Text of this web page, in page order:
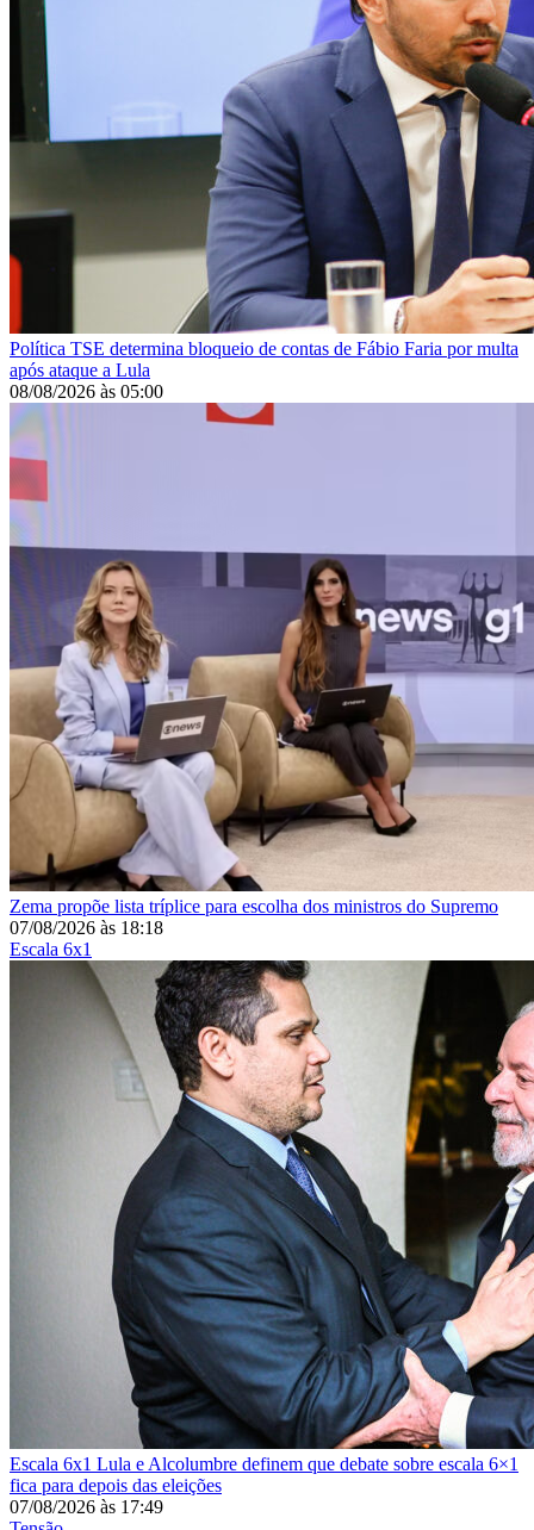
Política TSE determina bloqueio de contas de Fábio Faria por multa
após ataque a Lula
08/08/2026 às 05:00
Zema propõe lista tríplice para escolha dos ministros do Supremo
07/08/2026 às 18:18
Escala 6x1
Escala 6x1 Lula e Alcolumbre definem que debate sobre escala 6×1
fica para depois das eleições
07/08/2026 às 17:49